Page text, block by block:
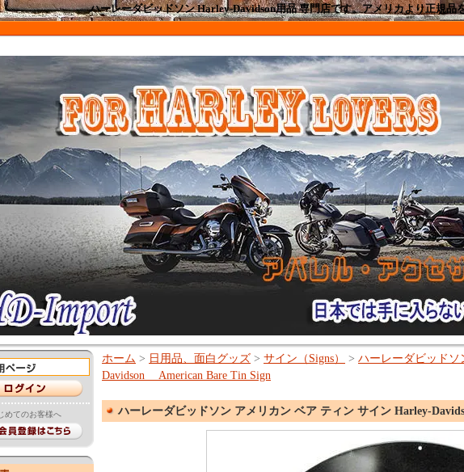
ハーレーダビッドソン Harley-Davidson用品 専門店です。アメリカより正規品
めてのお客様へ
ホーム > 日用品、面白グッズ > サイン（Signs） > ハーレーダビッドソ
Davidson American Bare Tin Sign
ハーレーダビッドソン アメリカン ベア ティン サイン Harley-